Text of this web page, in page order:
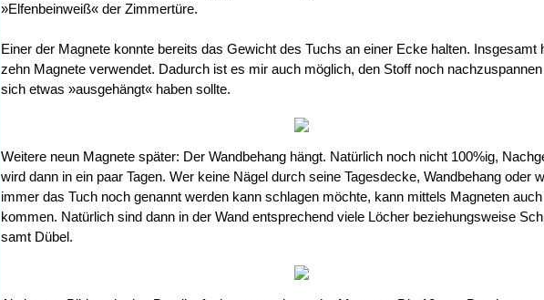
»Elfenbeinweiß« der Zimmertüre.
Einer der Magnete konnte bereits das Gewicht des Tuchs an einer Ecke halten. Insgesamt
zehn Magnete verwendet. Dadurch ist es mir auch möglich, den Stoff noch
sich etwas »ausgehängt« haben sollte.
Weitere neun Magnete später: Der Wandbehang hängt. Natürlich noch nicht 100%ig,
wird dann in ein paar Tagen. Wer keine Nägel durch seine Tagesdecke, Wandbehang oder
immer das Tuch noch genannt werden kann schlagen möchte, kann mittels Magneten
kommen. Natürlich sind dann in der Wand entsprechend viele Löcher beziehungsweise
samt Dübel.